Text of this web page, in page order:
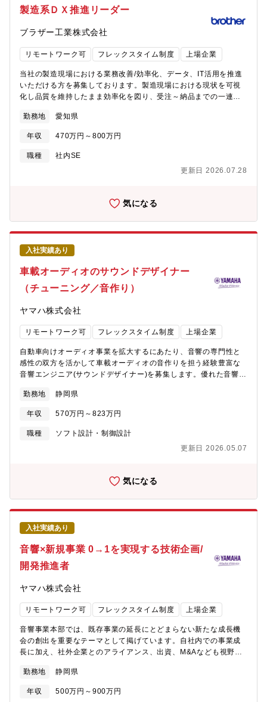
献する」をあり続けたい姿として置き、業務を推進しています。■
職場環境想定残業時間(繁忙期と通常）：通常5～15時間/月、繁忙
期は15～30時間/月程度出張の有無・頻度・行先など：年間6回程
での出張は1～2週間程度の出張もあります。成長事業のため活気
多様な企業から集まったメンバーで構成されています。同じグル
ープ内には、マーケティングや新商品企画、治具自動化の設計施
工するチームもあり、加工技術以外の知識も習得できる環境で
す。【求める人材像】・新しい技術の習得に興味を持ち、既存の
社内外ともに活発にコミュニケーションを取る方
ジェクトの割合は約3割、製品改良が3割、残りがその他の業務
（監査など）となります。■組織ミッション新製品・新規開発製品
の品質保証（設計品質、製造品質、サービス品質を含む）、現行
製品の製品改良における製造品質・設計品質の確保、製造品質全
体（国内外の工場の製造品質、協力会社の製造品質）の確保が事
業部門のミッションとなります。■仕事の魅力・やりがい製品開発
において、設計から生産、製造、お客様へのサービスまで全てを
見ることができる点がやりがいです。設計の内容にも自分の意見
を通すことができ、特化した工程だけではなく、製品として全て
る点も魅力です。また、海外工場（インド、西安）への監査や、
り、グローバルに活躍できる点も魅力です。■技術力品質保証につ
いては、社内で十分な活動を行っており、業界内でも上位の体制
なりますが、会社の一般的なスキルアップの講習や品質に関わる
ばしていくところから始め、徐々に広い範囲での知識を増やして
いきますので、1年程度で一般的な業務はできるようになります。
■募集背景ブラザー工業の成長事業であるマシナリー事業の産業機
器分野において新製品開発が加速しています。設計品質、製造品
質を更に強化し、業界No.1の製品品質を実現するため、品質保証
体制強化の重要性が高まっています。■会社Visionブラザーグルー
プビジョン「At your side 2030」では、「世界中の “あなた” の生
産性と創造性をすぐそばで支え、社会の発展と地球の未来に貢献
する」をあり続けたい姿として置き、業務を推進しています。職
は30H/月程度●出張の有無・頻度・行先など海外出張あり。次の
拠点の製造工程監査、不定期：市場不具合調査●職場環境工作機械
品質保証業務を担当できます。構成年齢は幅広く、社員と派遣社
員が協力・フォローしあいながら品質向上活動を推進していま
す。各メンバーはキラリと光る得意分野を活かして活躍をしてい
ます。また業務上開発、製造、営業、CS等の様々なメンバーと密
宅勤務可で自由度が高く、年休取得率も高い部門です。●在宅勤務
製造系ＤＸ推進リーダー
ブラザー工業株式会社
リモートワーク可 フレックスタイム制度 上場企業
当社の製造現場における業務改善/効率化、データ、IT活用を推進
いただける方を募集しております。製造現場における現状を可視
化し品質を維持したまま効率化を図り、受注～納品までの一連工
指しております。今回募集している人材に期待していることは、
「製造現場の実態の把握/可視化」です。具体的には、現KPI、配
置/人員数の蓋然性を明らかにし品質を維持しつつ効率を上げるシ
ステムまたは目標数値の設定、システム等の導入に対し現場と合
養を持ち、ものづくりを理解しつつ現場⇔当部署との橋渡しを担
く製造DX・IT活用・効率改善をミッションとした組織です。・全
社横断で製造部隊を横ぐしで管轄し、ERP（Enterprise
Resource Planning）の実現、取得したデータの活用を目指して
ます。・当部署には、IT（PM、PL）知見がある人材、システムの
保守運用経験者が在籍しており、製造現場（技術）の理解がある
方に仲間に加わっていただき、製造DXを推進したいと思っており
ます。■仕事の進め方同チームにはIT・システムに詳しい人材が在
籍しており、お互いの強みを活かし協働し製造DXを実現する企画
立案、製造現場との折衝・合意形成を担っていただきます。ゆく
盤の連携等で協働いただく想定をしております。■組織ミッション
当社の製造現場における業務改善/効率化、データ、IT活用の企画
および推進■仕事の魅力・やりがい業務効率化、IT戦略、データ活
造現場に近い部分を担います。当社のものづくりを支えている製
造部隊の実態把握・協働をし、ゆくゆくは全社横断していくこと
を目指しております。効率を良くするためだけにただITを導入す
るのではなく、当社のこだわりである「ものづくり」「品質」を
困難に直面することもありますが、その分やりがいが感じられま
ムの保守運用経験者が在籍しております。ものづくりの現場での
DX・効率化経験を活かしながらIT知見を同部署で学ぶことができ
だくことを想定しております。現場（ものづくり）を理解・熟知
推進をするにあたり、現場（ものづくり）を理解・熟知し現場を
Visionブラザーグループビジョン「At your side 2030」では、
「世界中の “あなた” の生産性と創造性をすぐそばで支え、社会の
発展と地球の未来に貢献する」をあり続けたい姿として置き、業
務を推進しています。職場環境●想定残業時間（繁忙期と通常）１
０～２０Ｈ/月繁忙期は４０H/月程度●出張の有無、頻度、行先な
ど海外出張あり。年間、３～４回、２週間程度海外出張（アジア
方面）●在宅勤務基本運用ルール：週2日まで在宅勤務可能
勤務地 愛知県
年収 470万円～800万円
職種
社内SE
更新日 2026.07.28
気になる
入社実績あり
車載オーディオのサウンドデザイナー
（チューニング／音作り）
ヤマハ株式会社
リモートワーク可 フレックスタイム制度 上場企業
自動車向けオーディオ事業を拡大するにあたり、音響の専門性と
感性の双方を活かして車載オーディオの音作りを担う経験豊富な
音響エンジニア(サウンドデザイナー)を募集します。優れた音響設
の強みであり、車載経験がある技術者を迎え入れ、自動車に新た
な価値を提供します。【関連商品サービスのURL】
https://device.yamaha.com/ja/automotive_sound/【業務内容】
自動車向けオーディオ商品開発において、音のスペシャリストと
ト立案・アンプ・スピーカ・車両部品への要件定義・車室内での
能を最大化するために、高度な音響知識と技術を駆使し、オーデ
ィオシステムの設計・調整を行う重要な役割を担います。音質の
最適化だけでなく、製品の開発からテスト、問題解決、クライア
ント対応まで、多岐にわたる業務を担当します
勤務地 静岡県
年収 570万円～823万円
職種
ソフト設計・制御設計
更新日 2026.05.07
気になる
入社実績あり
音響×新規事業 0→1を実現する技術企画/
開発推進者
ヤマハ株式会社
リモートワーク可 フレックスタイム制度 上場企業
音響事業本部では、既存事業の延長にとどまらない新たな成長機
会の創出を重要なテーマとして掲げています。自社内での事業成
長に加え、社外企業とのアライアンス、出資、M&Aなども視野に
ションでは、こうした取り組みにおいて、事業ポートフォリオの
拡張の核となる技術開発や社外企業との共同開発をしながらプロ
ジェクトを推進していただきます。不確実性の高いテーマも多く
勤務地 静岡県
年収 500万円～900万円